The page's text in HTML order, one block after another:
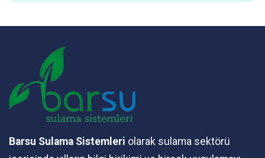
Barsu Sulama Sistemleri olarak sulama sektörü